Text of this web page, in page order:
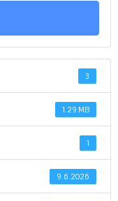
3
1.29 MB
1
9.6.2026